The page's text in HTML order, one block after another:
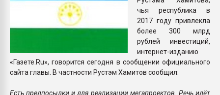
чья республика в
2017 году привлекла
более 300 млрд
рублей инвестиций,
интернет-изданию
«Газете.Ru», говорится сегодня в сообщении официального
сайта главы. В частности Рустэм Хамитов сообщил:
Есть предпосылки и для реализации мегапроектов. Речь идёт